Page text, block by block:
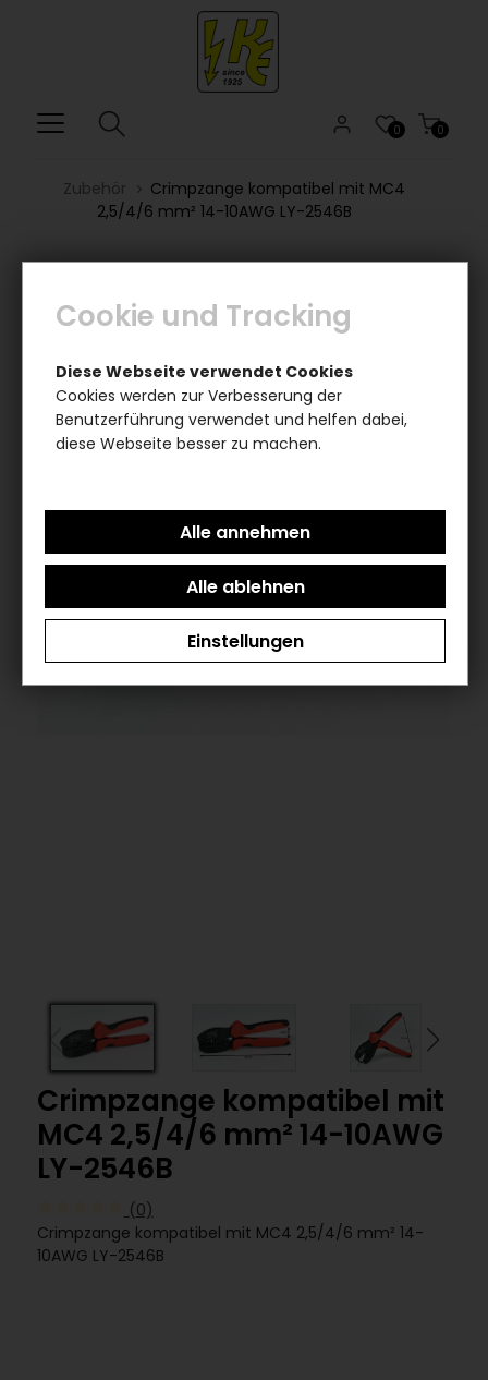
0
0
Zubehör
Crimpzange kompatibel mit MC4
2,5/4/6 mm² 14-10AWG LY-2546B
Crimpzange kompatibel mit
MC4 2,5/4/6 mm² 14-10AWG
LY-2546B
(0)
Crimpzange kompatibel mit MC4 2,5/4/6 mm² 14-
10AWG LY-2546B
Cookie und Tracking
Diese Webseite verwendet Cookies
Cookies werden zur Verbesserung der
Benutzerführung verwendet und helfen dabei,
diese Webseite besser zu machen.
Einstellungen